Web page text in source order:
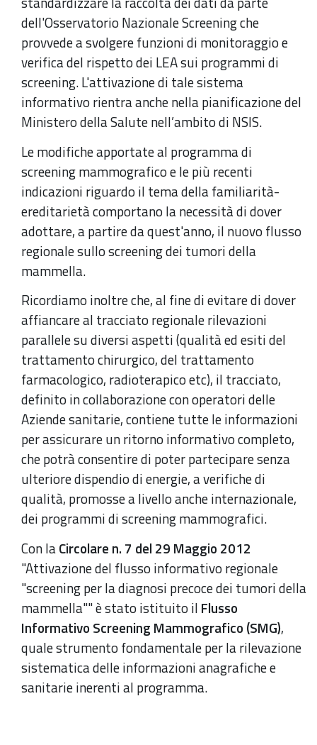
dell'Osservatorio Nazionale Screening che
provvede a svolgere funzioni di monitoraggio e
verifica del rispetto dei LEA sui programmi di
screening. L'attivazione di tale sistema
informativo rientra anche nella pianificazione del
Ministero della Salute nell’ambito di NSIS.
Le modifiche apportate al programma di
screening mammografico e le più recenti
indicazioni riguardo il tema della familiarità-
ereditarietà comportano la necessità di dover
adottare, a partire da quest'anno, il nuovo flusso
regionale sullo screening dei tumori della
mammella.
Ricordiamo inoltre che, al fine di evitare di dover
affiancare al tracciato regionale rilevazioni
parallele su diversi aspetti (qualità ed esiti del
trattamento chirurgico, del trattamento
farmacologico, radioterapico etc), il tracciato,
definito in collaborazione con operatori delle
Aziende sanitarie, contiene tutte le informazioni
per assicurare un ritorno informativo completo,
che potrà consentire di poter partecipare senza
ulteriore dispendio di energie, a verifiche di
qualità, promosse a livello anche internazionale,
dei programmi di screening mammografici.
Con laCircolare n. 7 del 29 Maggio 2012
"Attivazione del flusso informativo regionale
"screening per la diagnosi precoce dei tumori della
mammella"" è stato istituito il Flusso
Informativo Screening Mammografico (SMG),
quale strumento fondamentale per la rilevazione
sistematica delle informazioni anagrafiche e
sanitarie inerenti al programma.